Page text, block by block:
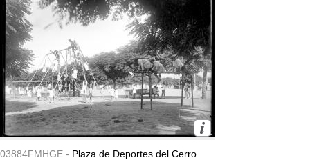
03884FMHGE - Plaza de Deportes del Cerro.